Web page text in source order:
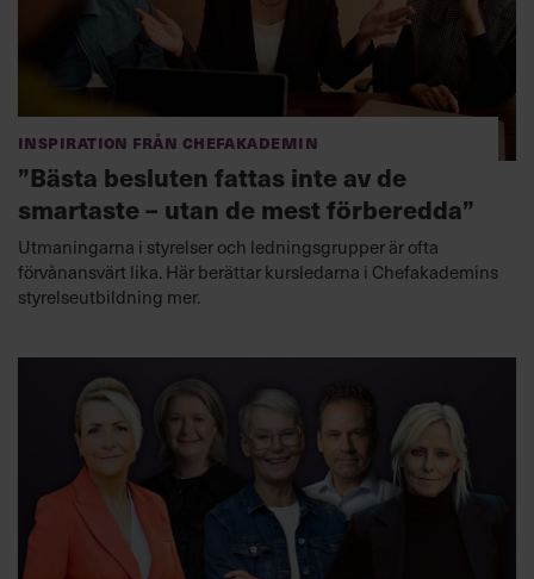
Inspiration från Chefakademin
”Bästa besluten fattas inte av de
smartaste – utan de mest förberedda”
Utmaningarna i styrelser och ledningsgrupper är ofta
förvånansvärt lika. Här berättar kursledarna i Chefakademins
styrelseutbildning mer.